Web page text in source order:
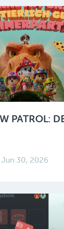
PATROL:
Jun 30, 2026